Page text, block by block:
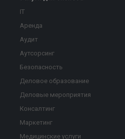
IT
Аренда
Аудит
Аутсорсинг
Безопасность
Деловое образование
Деловые мероприятия
Консалтинг
Маркетинг
Медицинские услуги